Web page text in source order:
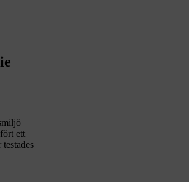
ett